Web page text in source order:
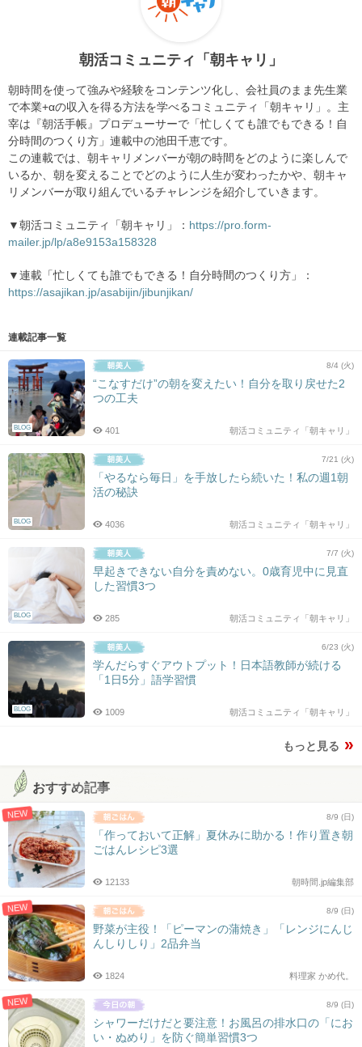
朝活コミュニティ「朝キャリ」
朝時間を使って強みや経験をコンテンツ化し、会社員のまま先生業
で本業+αの収入を得る方法を学べるコミュニティ「朝キャリ」。主
宰は『朝活手帳』プロデューサーで「忙しくても誰でもできる！自
分時間のつくり方」連載中の池田千恵です。
この連載では、朝キャリメンバーが朝の時間をどのように楽しんで
いるか、朝を変えることでどのように人生が変わったかや、朝キャ
リメンバーが取り組んでいるチャレンジを紹介していきます。
▼朝活コミュニティ「朝キャリ」： https://pro.form-
mailer.jp/lp/a8e9153a158328
▼連載「忙しくても誰でもできる！自分時間のつくり方」：
https://asajikan.jp/asabijin/jibunjikan/
連載記事一覧
BLOG
8/4 (火)
“こなすだけ”の朝を変えたい！自分を取り戻せた2
つの工夫
朝活コミュニティ「朝キャリ」
401
BLOG
7/21 (火)
「やるなら毎日」を手放したら続いた！私の週1朝
活の秘訣
朝活コミュニティ「朝キャリ」
4036
BLOG
7/7 (火)
早起きできない自分を責めない。0歳育児中に見直
した習慣3つ
朝活コミュニティ「朝キャリ」
285
BLOG
6/23 (火)
学んだらすぐアウトプット！日本語教師が続ける
「1日5分」語学習慣
朝活コミュニティ「朝キャリ」
1009
もっと見る
おすすめ記事
NEW 8/9 (日)
「作っておいて正解」夏休みに助かる！作り置き朝
ごはんレシピ3選
朝時間.jp編集部
12133
NEW 8/9 (日)
野菜が主役！「ピーマンの蒲焼き」「レンジにんじ
んしりしり」2品弁当
料理家 かめ代。
1824
NEW 8/9 (日)
シャワーだけだと要注意！お風呂の排水口の「にお
い・ぬめり」を防ぐ簡単習慣3つ